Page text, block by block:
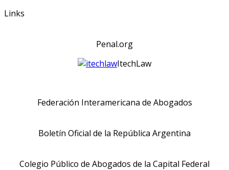
Links
Penal.org
ItechLaw
Federación Interamericana de Abogados
Boletín Oficial de la República Argentina
Colegio Público de Abogados de la Capital Federal